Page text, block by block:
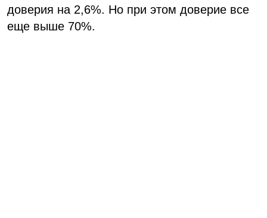
доверия на 2,6%. Но при этом доверие все
еще выше 70%.